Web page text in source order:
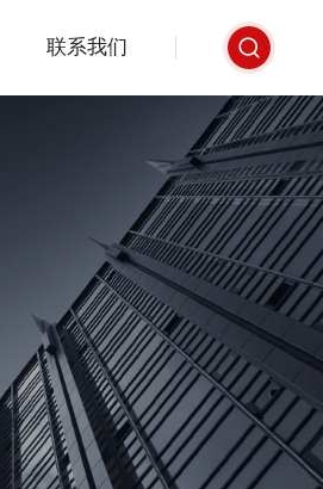
联系我们